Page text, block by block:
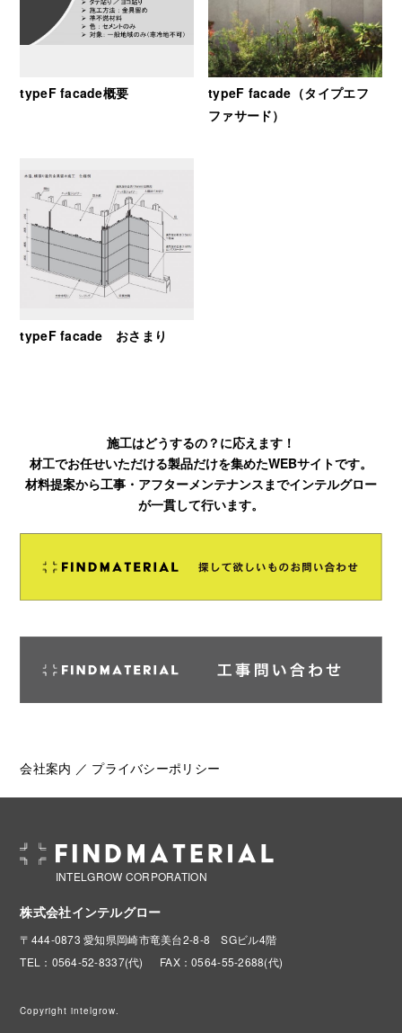
typeF facade概要
typeF facade（タイプエフ
ファサード）
typeF facade おさまり
施工はどうするの？に応えます！
材工でお任せいただける製品だけを集めたWEBサイトです。
材料提案から工事・アフターメンテナンスまでインテルグロー
が一貫して行います。
会社案内 ／ プライバシーポリシー
INTELGROW CORPORATION
株式会社インテルグロー
〒444-0873 愛知県岡崎市竜美台2-8-8 SGビル4階
TEL：0564-52-8337(代)
FAX：0564-55-2688(代)
Copyright intelgrow.